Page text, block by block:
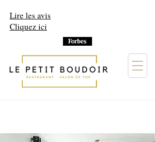
Lire les avis
Cliquez ici